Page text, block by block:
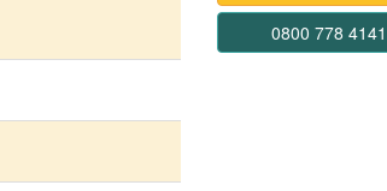
0800 778 4141